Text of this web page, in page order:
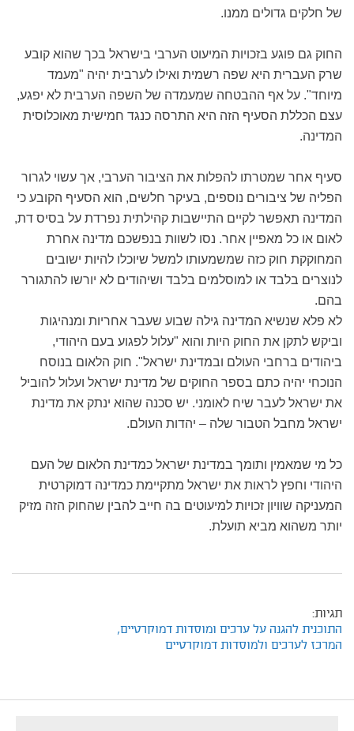
של חלקים גדולים ממנו.
החוק גם פוגע בזכויות המיעוט הערבי בישראל בכך שהוא קובע
שרק העברית היא שפה רשמית ואילו לערבית יהיה "מעמד
מיוחד". על אף ההבטחה שמעמדה של השפה הערבית לא יפגע,
עצם הכללת הסעיף הזה היא התרסה כנגד חמישית מאוכלוסית
המדינה.
סעיף אחר שמטרתו להפלות את הציבור הערבי, אך עשוי לגרור
הפליה של ציבורים נוספים, בעיקר חלשים, הוא הסעיף הקובע כי
המדינה תאפשר לקיים התיישבות קהילתית נפרדת על בסיס דת,
לאום או כל מאפיין אחר. נסו לשוות בנפשכם מדינה אחרת
המחוקקת חוק כזה שמשמעותו למשל שיוכלו להיות ישובים
לנוצרים בלבד או למוסלמים בלבד ושיהודים לא יורשו להתגורר
בהם.
לא פלא שנשיא המדינה גילה שבוע שעבר אחריות ומנהיגות
וביקש לתקן את החוק היות והוא "עלול לפגוע בעם היהודי,
ביהודים ברחבי העולם ובמדינת ישראל". חוק הלאום בנוסח
הנוכחי יהיה כתם בספר החוקים של מדינת ישראל ועלול להוביל
את ישראל לעבר שיח לאומני. יש סכנה שהוא ינתק את מדינת
ישראל מחבל הטבור שלה – יהדות העולם.
כל מי שמאמין ותומך במדינת ישראל כמדינת הלאום של העם
היהודי וחפץ לראות את ישראל מתקיימת כמדינה דמוקרטית
המעניקה שוויון זכויות למיעוטים בה חייב להבין שהחוק הזה מזיק
יותר משהוא מביא תועלת.
תגיות:
התוכנית להגנה על ערכים ומוסדות דמוקרטיים,
המרכז לערכים ולמוסדות דמוקרטיים